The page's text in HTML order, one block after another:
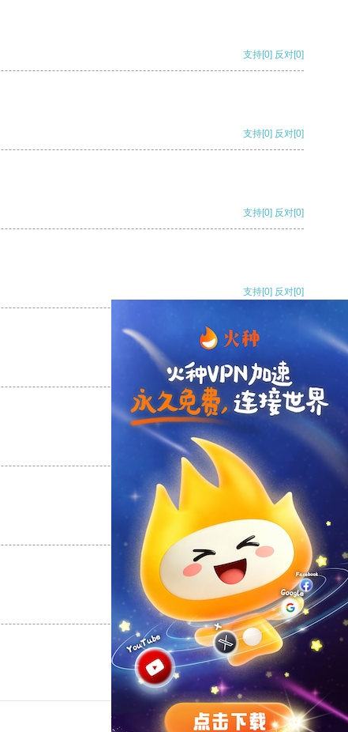
支持[0] 反对[0]
支持[0] 反对[0]
支持[0] 反对[0]
支持[0] 反对[0]
支持[0] 反对
支持
反对 [0]
支持[0] 反对[0]